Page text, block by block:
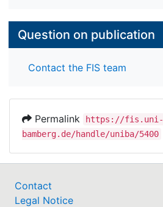
Question on publication
Contact the FIS team
Permalink
https://fis.uni-
bamberg.de/handle/uniba/5400
Contact
Legal Notice